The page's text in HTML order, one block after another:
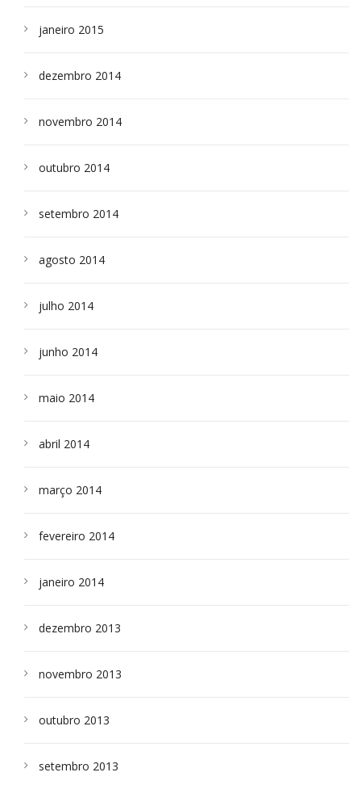
janeiro 2015
dezembro 2014
novembro 2014
outubro 2014
setembro 2014
agosto 2014
julho 2014
junho 2014
maio 2014
abril 2014
março 2014
fevereiro 2014
janeiro 2014
dezembro 2013
novembro 2013
outubro 2013
setembro 2013